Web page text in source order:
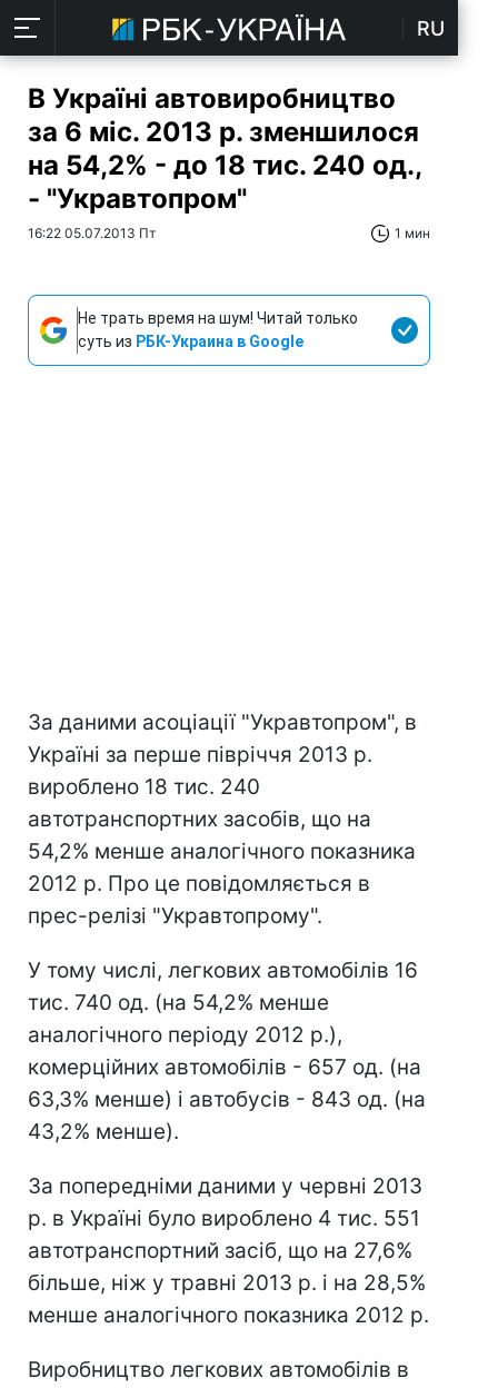
RU
В Україні автовиробництво
за 6 міс. 2013 р. зменшилося
на 54,2% - до 18 тис. 240 од.,
- "Укравтопром"
16:22 05.07.2013 Пт 1 мин
Не трать время на шум! Читай только
суть из РБК-Украина в Google
За даними асоціації "Укравтопром", в
Україні за перше півріччя 2013 р.
вироблено 18 тис. 240
автотранспортних засобів, що на
54,2% менше аналогічного показника
2012 р. Про це повідомляється в
прес-релізі "Укравтопрому".
У тому числі, легкових автомобілів 16
тис. 740 од. (на 54,2% менше
аналогічного періоду 2012 р.),
комерційних автомобілів - 657 од. (на
63,3% менше) і автобусів - 843 од. (на
43,2% менше).
За попередніми даними у червні 2013
р. в Україні було вироблено 4 тис. 551
автотранспортний засіб, що на 27,6%
більше, ніж у травні 2013 р. і на 28,5%
менше аналогічного показника 2012 р.
Виробництво легкових автомобілів в